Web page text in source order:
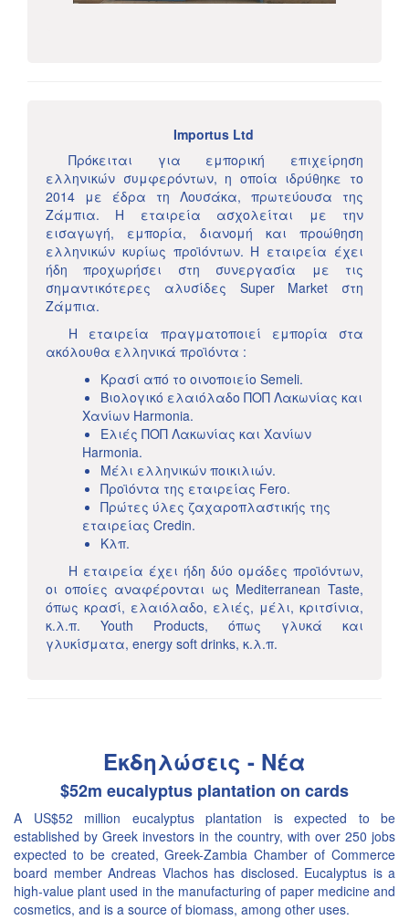
Importus Ltd
Πρόκειται για εμπορική επιχείρηση
ελληνικών συμφερόντων, η οποία ιδρύθηκε το
2014 με έδρα τη Λουσάκα, πρωτεύουσα της
Ζάμπια. Η εταιρεία ασχολείται με την
εισαγωγή, εμπορία, διανομή και προώθηση
ελληνικών κυρίως προϊόντων. Η εταιρεία έχει
ήδη προχωρήσει στη συνεργασία με τις
σημαντικότερες αλυσίδες Super Market στη
Ζάμπια.
Η εταιρεία πραγματοποιεί εμπορία στα
ακόλουθα ελληνικά προϊόντα :
Κρασί από το οινοποιείο Semeli.
Βιολογικό ελαιόλαδο ΠΟΠ Λακωνίας και
Χανίων Harmonia.
Ελιές ΠΟΠ Λακωνίας και Χανίων
Harmonia.
Μέλι ελληνικών ποικιλιών.
Προϊόντα της εταιρείας Fero.
Πρώτες ύλες ζαχαροπλαστικής της
εταιρείας Credin.
Κλπ.
Η εταιρεία έχει ήδη δύο ομάδες προϊόντων,
οι οποίες αναφέρονται ως Mediterranean Taste,
όπως κρασί, ελαιόλαδο, ελιές, μέλι, κριτσίνια,
κ.λ.π. Youth Products, όπως γλυκά και
γλυκίσματα, energy soft drinks, κ.λ.π.
Εκδηλώσεις - Νέα
$52m eucalyptus plantation on cards
A US$52 million eucalyptus plantation is expected to be
established by Greek investors in the country, with over 250 jobs
expected to be created, Greek-Zambia Chamber of Commerce
board member Andreas Vlachos has disclosed. Eucalyptus is a
high-value plant used in the manufacturing of paper medicine and
cosmetics, and is a source of biomass, among other uses.